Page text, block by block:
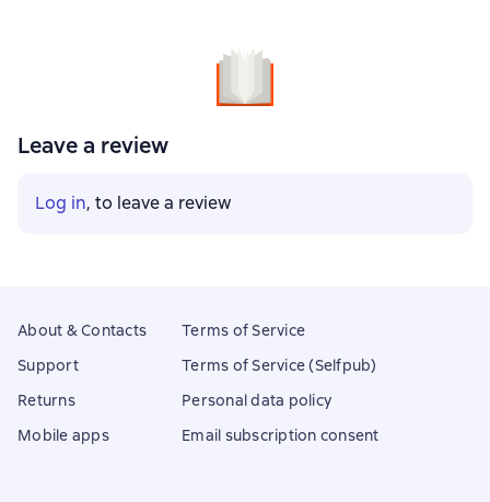
Leave a review
Log in, to leave a review
About & Contacts
Support
Returns
Mobile apps
Terms of Service
Terms of Service (Selfpub)
Personal data policy
Email subscription consent